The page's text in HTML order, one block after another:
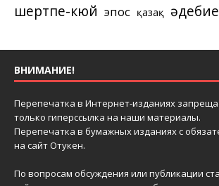
шертпе-кюй эпос қазақ
ВНИМАНИЕ!
Перепечатка в Интернет-изданиях
только гиперссылка на наши материалы.
Перепечатка в бумажных изданиях с
на сайт Отукен.
По вопросам обсуждения или публикации